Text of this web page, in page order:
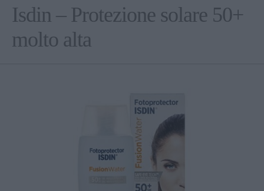
Isdin – Protezione solare 50+
molto alta